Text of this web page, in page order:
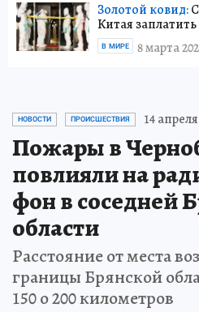
Золотой ковид:
Китая
8 марта
В МИРЕ
НОВОСТИ ПРОИСШЕСТВИЯ 14 апреля
Пожары в
повлияли на
фон в соседней
области
Расстояние от места
границы Брянской
150 о 200 километров